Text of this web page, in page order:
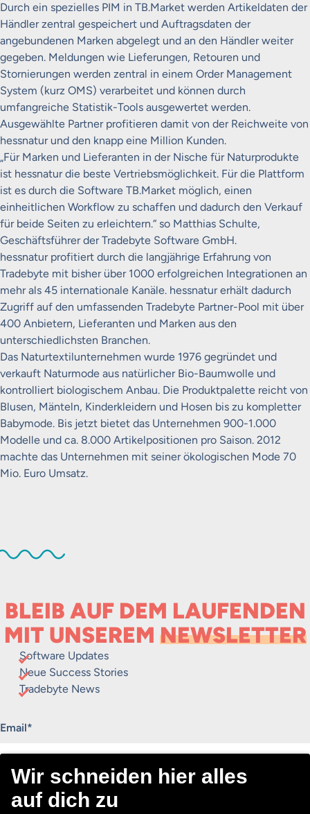
Durch ein spezielles PIM in TB.Market werden Artikeldaten der
Händler zentral gespeichert und Auftragsdaten der
angebundenen Marken abgelegt und an den Händler weiter
gegeben. Meldungen wie Lieferungen, Retouren und
Stornierungen werden zentral in einem Order Management
System (kurz OMS) verarbeitet und können durch
umfangreiche Statistik-Tools ausgewertet werden.
Ausgewählte Partner profitieren damit von der Reichweite von
hessnatur und den knapp eine Million Kunden.
„Für Marken und Lieferanten in der Nische für Naturprodukte
ist hessnatur die beste Vertriebsmöglichkeit. Für die Plattform
ist es durch die Software TB.Market möglich, einen
einheitlichen Workflow zu schaffen und dadurch den Verkauf
für beide Seiten zu erleichtern.“ so Matthias Schulte,
Geschäftsführer der Tradebyte Software GmbH.
hessnatur profitiert durch die langjährige Erfahrung von
Tradebyte mit bisher über 1000 erfolgreichen Integrationen an
mehr als 45 internationale Kanäle. hessnatur erhält dadurch
Zugriff auf den umfassenden Tradebyte Partner-Pool mit über
400 Anbietern, Lieferanten und Marken aus den
unterschiedlichsten Branchen.
Das Naturtextilunternehmen wurde 1976 gegründet und
verkauft Naturmode aus natürlicher Bio-Baumwolle und
kontrolliert biologischem Anbau. Die Produktpalette reicht von
Blusen, Mänteln, Kinderkleidern und Hosen bis zu kompletter
Babymode. Bis jetzt bietet das Unternehmen 900-1.000
Modelle und ca. 8.000 Artikelpositionen pro Saison. 2012
machte das Unternehmen mit seiner ökologischen Mode 70
Mio. Euro Umsatz.
BLEIB AUF DEM LAUFENDEN
MIT UNSEREM NEWSLETTER
Software Updates
Neue Success Stories
Tradebyte News
„*“ zeigt erforderliche Felder an
Email*
Consent*
Ich stimme dem Erhalt des Tradebyte Newsletters zu.